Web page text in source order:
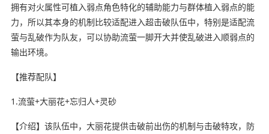
拥有对火属性可植入弱点角色特化的辅助能力与群体植入弱点的能
力，所以其本身的机制比较适配进入超击破队伍中，特别是适配流
萤与乱破作为队友，可以协助流萤一脚开大并使乱破进入顺弱点的
输出环境。
【推荐配队】
1.流萤+大丽花+忘归人+灵砂
【介绍】该队伍中，大丽花提供击破前出伤的机制与击破特攻，防